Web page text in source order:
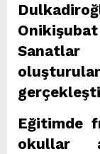
Eğitimde
okullar